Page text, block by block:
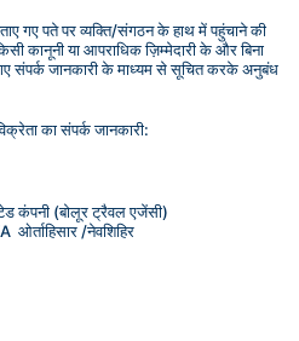
गए पते पर व्यक्ति/संगठन के हाथ में पहुंचाने की
कानूनी या आपराधिक ज़िम्मेदारी के और बिना
संपर्क जानकारी के माध्यम से सूचित करके अनुबंध
का संपर्क जानकारी:
कंपनी (बोलूर ट्रैवल एजेंसी)
ओर्ताहिसार /नेवशिहिर